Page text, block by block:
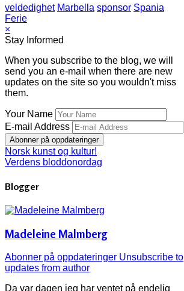
veldedighet Marbella sponsor Spania
Ferie
×
Stay Informed
When you subscribe to the blog, we will
send you an e-mail when there are new
updates on the site so you wouldn't miss
them.
Your Name
E-mail Address
Abonner på oppdateringer
Norsk kunst og kultur!
Verdens bloddonordag
Blogger
Madeleine Malmberg
Abonner på oppdateringer Unsubscribe to
updates from author
Da var dagen jeg har ventet på endelig